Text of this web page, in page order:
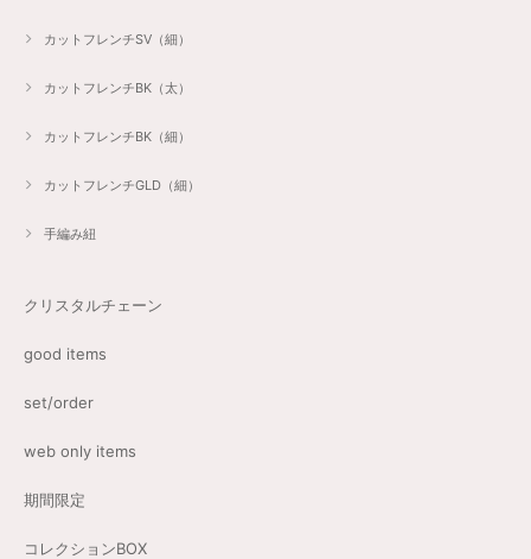
カットフレンチSV（細）
カットフレンチBK（太）
カットフレンチBK（細）
カットフレンチGLD（細）
手編み紐
クリスタルチェーン
good items
set/order
web only items
期間限定
コレクションBOX